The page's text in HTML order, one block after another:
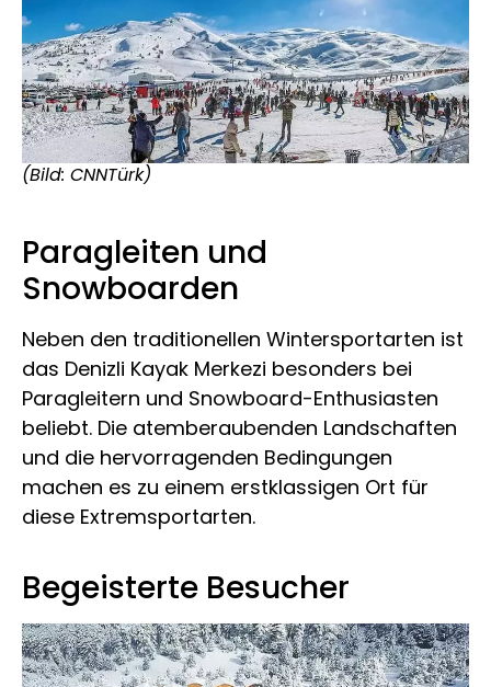
(Bild: CNNTürk)
Paragleiten und
Snowboarden
Neben den traditionellen Wintersportarten ist
das Denizli Kayak Merkezi besonders bei
Paragleitern und Snowboard-Enthusiasten
beliebt. Die atemberaubenden Landschaften
und die hervorragenden Bedingungen
machen es zu einem erstklassigen Ort für
diese Extremsportarten.
Begeisterte Besucher